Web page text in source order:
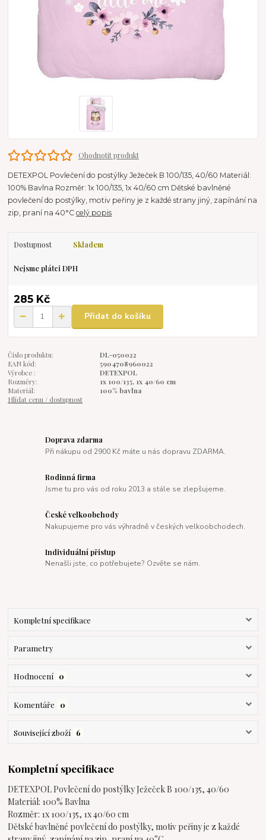
Ohodnotit produkt
DETEXPOL Povlečení do postýlky Ježeček B 100/135, 40/60 Materiál:
100% Bavlna Rozměr: 1x 100/135, 1x 40/60 cm Dětské bavlněné
povlečení do postýlky, motiv peřiny je z každé strany jiný, zapínání na
zip, praní na 40°Ccelý popis
Dostupnost Skladem
Nejsme plátci DPH
285 Kč
Přidat do košíku
Číslo produktu:
DL-050022
EAN kód:
5904708960022
Výrobce :
DETEXPOL
Rozměry:
1x 100/135, 1x 40/60 cm
Materiál:
100% bavlna
Hlídat cenu / dostupnost
Doprava zdarma
Při nákupu od 2900 Kč máte u nás dopravu ZDARMA.
Rodinná firma
Jsme tu pro vás od roku 2013 a stále se zlepšujeme.
České velkoobchody
Nakupujeme pro vás výhradně v českých velkoobchodech.
Individuální přistup
Nenašli jste, co potřebujete? Ozvěte se nám.
Kompletní specifikace
Parametry
Hodnocení 0
Komentáře 0
Související zboží 6
Kompletní specifikace
DETEXPOL Povlečení do postýlky Ježeček B 100/135, 40/60
Materiál: 100% Bavlna
Rozměr: 1x 100/135, 1x 40/60 cm
Dětské bavlněné povlečení do postýlky, motiv peřiny je z každé